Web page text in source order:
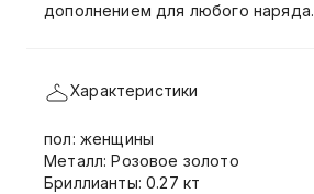
дополнением для любого наряда.
Характеристики
пол: женщины
Металл: Розовое золото
Бриллианты: 0.27 кт